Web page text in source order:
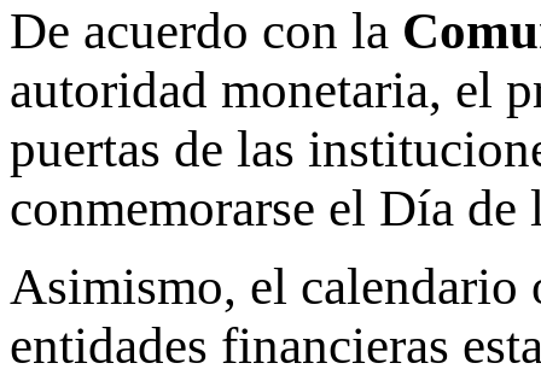
De acuerdo con la
autoridad monetaria, el
puertas de las
conmemorarse el Día
Asimismo, el calendario
entidades financieras